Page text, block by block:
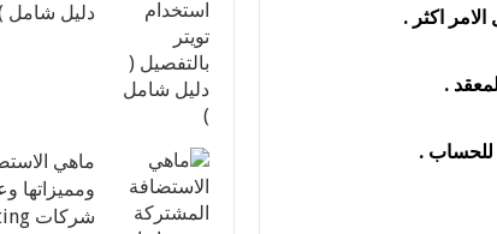
اكثر .
.
للحساب .
دليل شامل
ماهي
ومميزاتها
شركات shared hosting